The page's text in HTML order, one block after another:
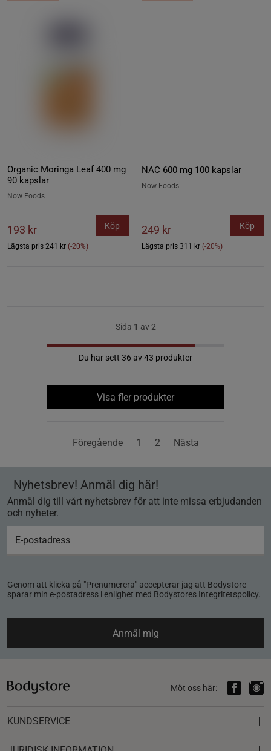
Organic Moringa Leaf 400 mg
90 kapslar
Now Foods
193 kr
Lägsta pris 241 kr (-20%)
Köp
NAC 600 mg 100 kapslar
Now Foods
249 kr
Lägsta pris 311 kr (-20%)
Köp
Sida 1 av 2
Du har sett 36 av 43 produkter
Visa fler produkter
Föregående 1 2 Nästa
Nyhetsbrev! Anmäl dig här!
Anmäl dig till vårt nyhetsbrev för att inte missa erbjudanden
och nyheter.
Genom att klicka på "Prenumerera" accepterar jag att Bodystore
sparar min e-postadress i enlighet med Bodystores Integritetspolicy.
Anmäl mig
Möt oss här:
KUNDSERVICE